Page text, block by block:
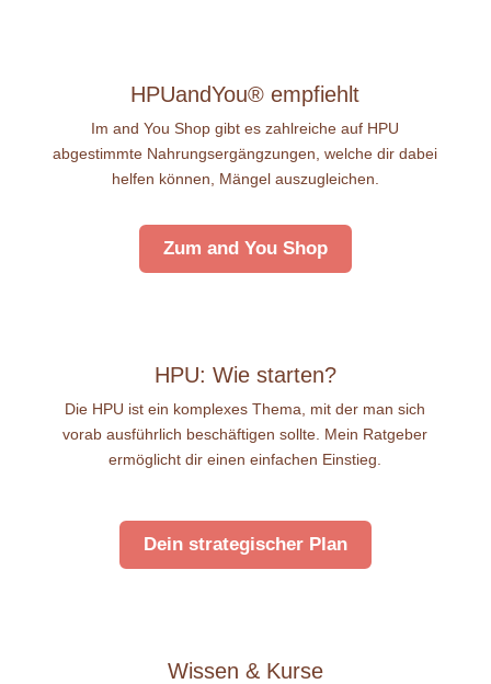
HPUandYou® empfiehlt
Im and You Shop gibt es zahlreiche auf HPU
abgestimmte Nahrungsergängzungen, welche dir dabei
helfen können, Mängel auszugleichen.
Zum and You Shop
HPU: Wie starten?
Die HPU ist ein komplexes Thema, mit der man sich
vorab ausführlich beschäftigen sollte. Mein Ratgeber
ermöglicht dir einen einfachen Einstieg.
Dein strategischer Plan
Wissen & Kurse